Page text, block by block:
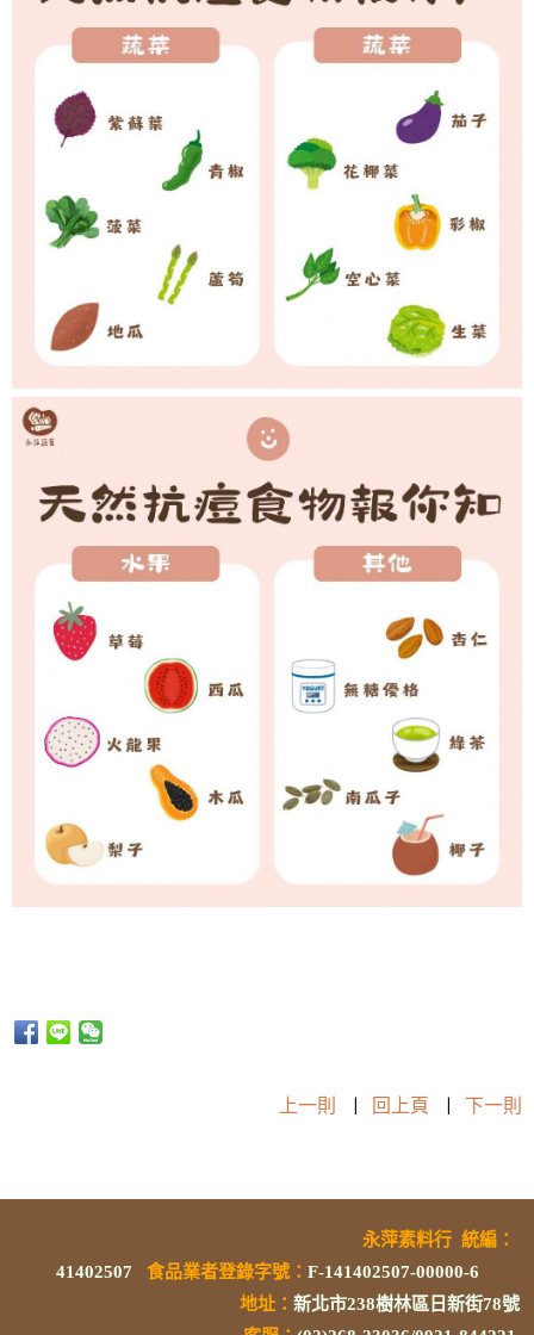
上一則 | 回上頁 | 下一則
永萍素料行 統編 ：
41402507
食品業者登錄字號： F-141402507-00000-6
地址： 新北市238樹林區日新街78號